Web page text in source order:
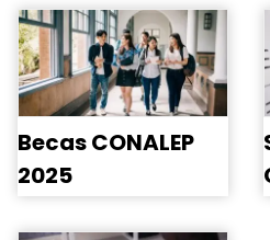
Becas CONALEP
2025